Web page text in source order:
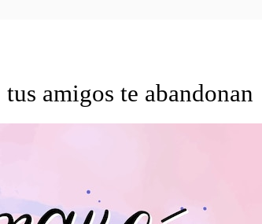
tus amigos te abandonan